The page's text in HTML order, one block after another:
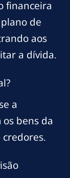
financeira
de
aos
a dívida.
a
bens da